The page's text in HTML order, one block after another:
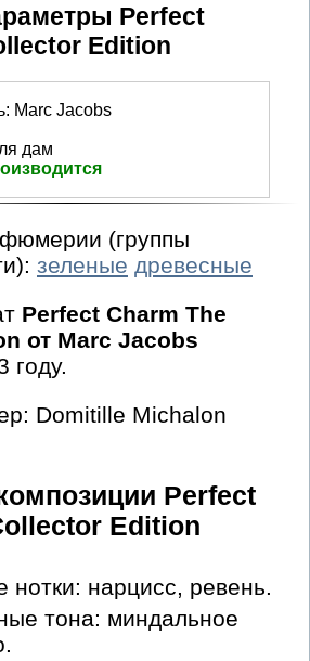
Perfect
Edition
: Marc Jacobs
дам
(группы
зеленые древесные
Perfect Charm The
от Marc Jacobs
году.
Domitille Michalon
Perfect
Edition
нотки: нарцисс, ревень.
тона: миндальное